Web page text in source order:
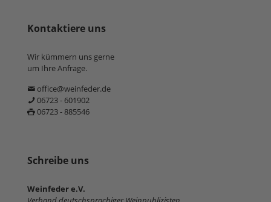
Kontaktiere uns
Wir kümmern uns gerne
um Ihre Anfrage.
office@weinfeder.de
06723 - 601902
06723 - 885546
Schreibe uns
Weinfeder e.V.